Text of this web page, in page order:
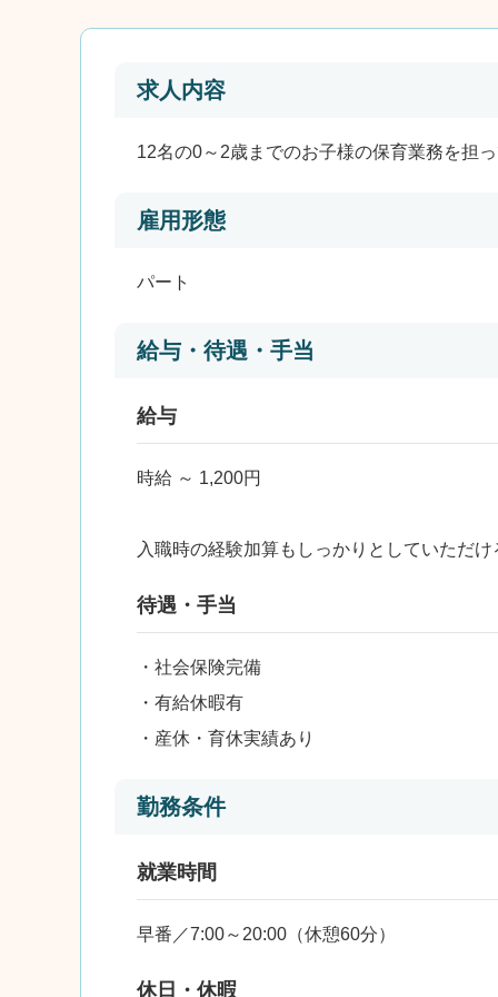
求人内容
12名の0～2歳までのお子様の保育業務を担っ
雇用形態
パート
給与・待遇・手当
給与
時給 ～ 1,200円
入職時の経験加算もしっかりとしていただけ
待遇・手当
・社会保険完備
・有給休暇有
・産休・育休実績あり
勤務条件
就業時間
早番／7:00～20:00（休憩60分）
休日・休暇